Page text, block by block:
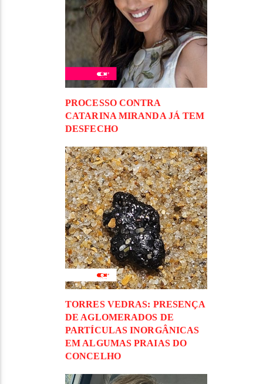
PROCESSO CONTRA
CATARINA MIRANDA JÁ TEM
DESFECHO
TORRES VEDRAS: PRESENÇA
DE AGLOMERADOS DE
PARTÍCULAS INORGÂNICAS
EM ALGUMAS PRAIAS DO
CONCELHO